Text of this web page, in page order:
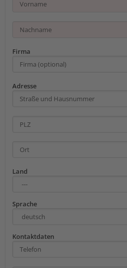
Firma
Adresse
Land
Sprache
Kontaktdaten